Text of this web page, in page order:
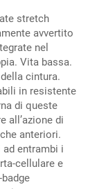
stretch
avvertito
nel
Vita bassa.
cintura.
in resistente
di queste
all’azione di
anteriori.
entrambi i
cellulare e